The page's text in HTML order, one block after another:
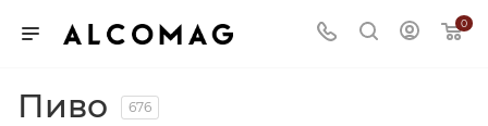
0
Пиво 676